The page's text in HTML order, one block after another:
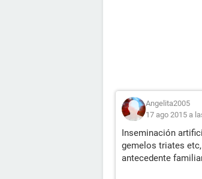
Angelita2005
17 ago 2015 a
Inseminación
gemelos triates
antecedente